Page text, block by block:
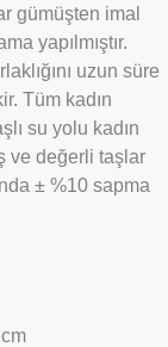
gümüşten imal
yapılmıştır.
uzun süre
Tüm kadın
su yolu kadın
ve değerli taşlar
± %10 sapma